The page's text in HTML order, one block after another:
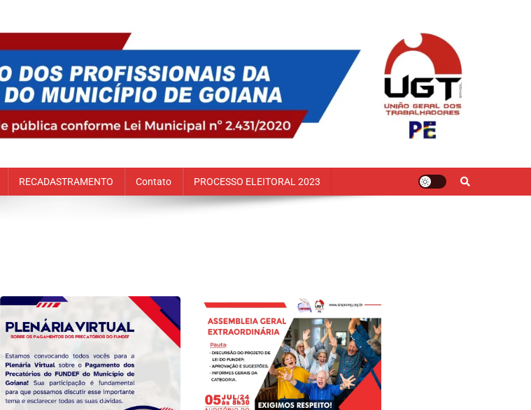
RECADASTRAMENTO Contato PROCESSO ELEITORAL 2023